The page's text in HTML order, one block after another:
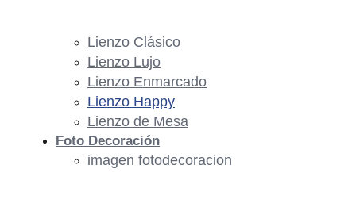
Lienzo Clásico
Lienzo Lujo
Lienzo Enmarcado
Lienzo Happy
Lienzo de Mesa
Foto Decoración
imagen fotodecoracion